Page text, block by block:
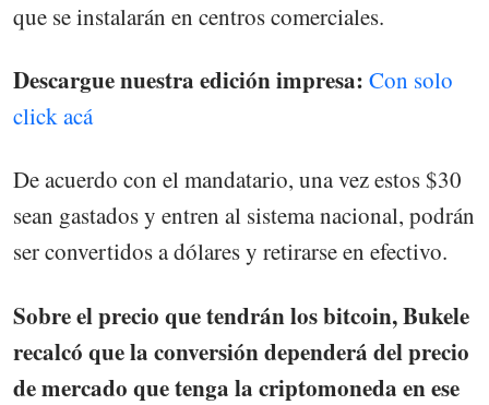
que se instalarán en centros comerciales.
Descargue nuestra edición impresa: Con solo
click acá
De acuerdo con el mandatario, una vez estos $30
sean gastados y entren al sistema nacional, podrán
ser convertidos a dólares y retirarse en efectivo.
Sobre el precio que tendrán los bitcoin, Bukele
recalcó que la conversión dependerá del precio
de mercado que tenga la criptomoneda en ese